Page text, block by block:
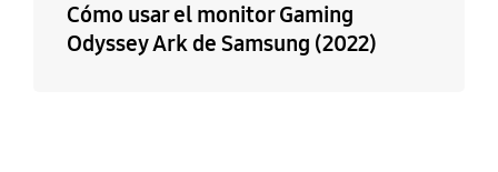
Cómo usar el monitor Gaming
Odyssey Ark de Samsung (2022)